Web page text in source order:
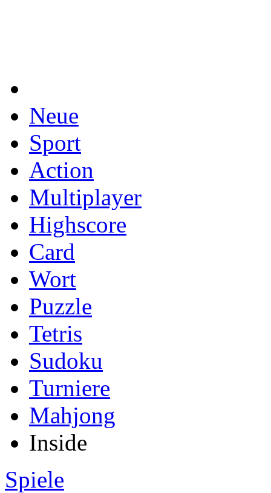
Neue
Sport
Action
Multiplayer
Highscore
Card
Wort
Puzzle
Tetris
Sudoku
Turniere
Mahjong
Inside
Spiele